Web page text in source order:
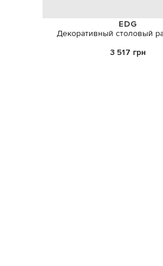
EDG
Декоративный столовый
3 517 грн